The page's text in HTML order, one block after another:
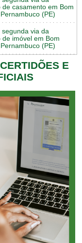
de casamento em Bom
(PE)
segunda via da
de imóvel em Bom
(PE)
E